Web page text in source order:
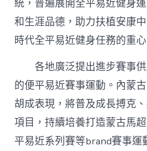
統，普遍展開全平易近健身
和生涯品德，助力扶植安康
時代全平易近健身任務的重心
各地廣泛提出進步賽事
的便平易近賽事運動。內蒙
胡成表現，將普及成長搏克
項目，持續培養打造蒙古馬
平易近系列賽等brand賽事運